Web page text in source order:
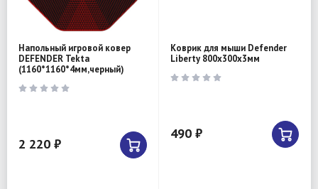
Напольный игровой ковер
DEFENDER Tekta
(1160*1160*4мм,черный)
2 220 ₽
Коврик для мыши Defender
Liberty 800х300х3мм
490 ₽